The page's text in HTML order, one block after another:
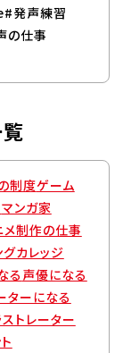
#発声練習
の仕事
制度ゲーム
マンガ家
メ制作の仕事
カレッジ
る 声優になる
ターになる
トレーター